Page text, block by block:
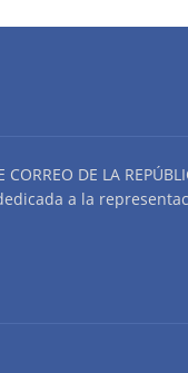
CORREO DE LA
a la